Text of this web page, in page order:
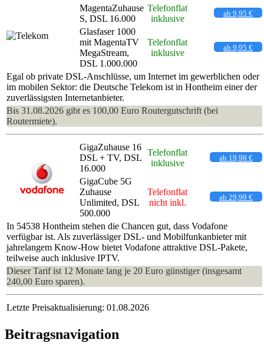
MagentaZuhause
S, DSL 16.000
Telefonflat
inklusive
ab 9,95 €
Glasfaser 1000
mit MagentaTV
MegaStream,
DSL 1.000.000
Telefonflat
inklusive
ab 9,95 €
Egal ob private DSL-Anschlüsse, um Internet im gewerblichen oder
im mobilen Sektor: die Deutsche Telekom ist in Hontheim einer der
zuverlässigsten Internetanbieter.
Bis 31.08.2026 gibt es 100,00 Euro Routergutschrift (bei
Routermiete).
GigaZuhause 16
DSL + TV, DSL
16.000
Telefonflat
inklusive
ab 19,98 €
GigaCube 5G
Zuhause
Unlimited, DSL
500.000
Telefonflat
nicht inkl.
ab 29,99 €
In 54538 Hontheim stehen die Chancen gut, dass Vodafone
verfügbar ist. Als zuverlässiger DSL- und Mobilfunkanbieter mit
jahrelangem Know-How bietet Vodafone attraktive DSL-Pakete,
teilweise auch inklusive IPTV.
Dieser Tarif ist 12 Monate lang je 20 Euro günstiger (insgesamt
240,00 Euro sparen).
Letzte Preisaktualisierung: 01.08.2026
Beitragsnavigation